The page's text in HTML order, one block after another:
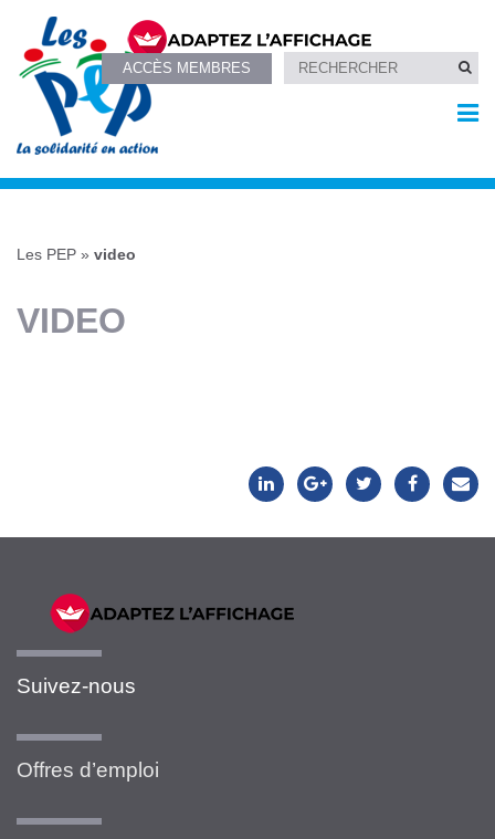
ACCÈS MEMBRES
Les PEP » video
VIDEO
Suivez-nous
Offres d’emploi